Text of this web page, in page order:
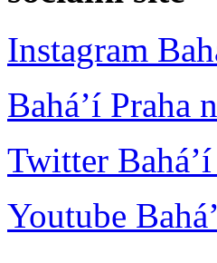
Instagram
Bahá’í Praha
Twitter Bahá’í
Youtube